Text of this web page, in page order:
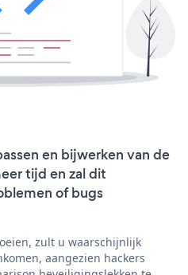
en bijwerken van de
tijd en zal dit
of bugs
zult u waarschijnlijk
aangezien hackers